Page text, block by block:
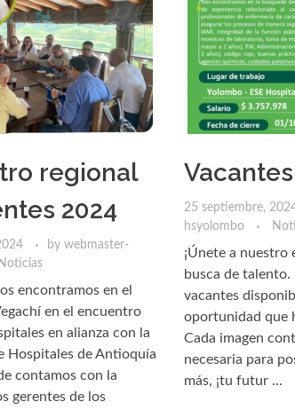
regional
2024
by webmaster-
Noticias
encontramos en el
en el encuentro
en alianza con la
Hospitales de Antioquía
contamos con la
gerentes de los
25 septiembre,
hsyolombo
¡Únete a nuestro
busca de
vacantes
oportunidad que
Cada imagen
necesaria para
más, ¡tu futur ...